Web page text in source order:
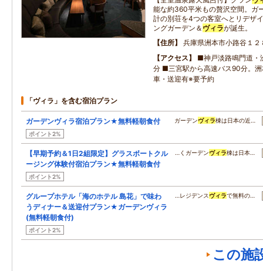
能な約360平米もの贅沢空間。ガ
計の別荘を4つの客室へとリデザ
ングガーデン＆ ヴィラが誕生。
住所
兵庫県洲本市小路谷１２
アクセス
■神戸淡路鳴門道・
分 ■三宮駅から高速バス90分。
車・送迎有※要予約
「ヴィラ」を含む宿泊プラン
ガーデンヴィラ宿泊プラン★無料軽朝食付
ポイント2%
ガーデンヴィラ棟は日本の近…
【早期予約＆1日2組限定】グラスボートクル
ージング体験付宿泊プラン★無料軽朝食付
ポイント2%
…くガーデンヴィラ棟は日本…
グループホテル「海のホテル 島花」で味わ
うディナー＆送迎付プラン★ガーデンヴィラ
(無料軽朝食付)
ポイント2%
…レジデンス ヴィラで無料の…
この施